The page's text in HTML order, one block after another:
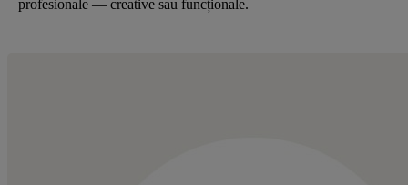
profesionale — creative sau funcționale.